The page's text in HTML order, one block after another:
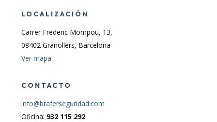
LOCALIZACIÓN
Carrer Frederic Mompou, 13,
08402 Granollers, Barcelona
Ver mapa
CONTACTO
info@braferseguridad.com
Oficina: 932 115 292